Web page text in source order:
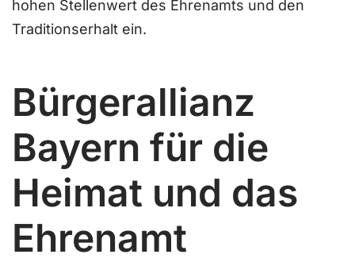
hohen Stellenwert des Ehrenamts und den
Traditionserhalt ein.
Bürgerallianz
Bayern für die
Heimat und das
Ehrenamt